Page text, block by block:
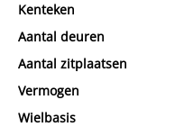
Kenteken
Aantal deuren
Aantal zitplaatsen
Vermogen
Wielbasis